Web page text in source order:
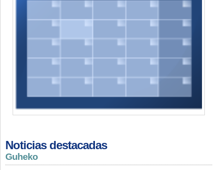
Noticias destacadas
Guheko